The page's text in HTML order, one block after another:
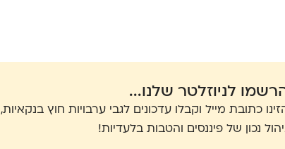
לניוזלטר שלנו...
כתובת מייל וקבלו עדכונים לגבי ערבויות חוץ בנקאיות,
נכון של פיננסים והטבות בלעדיות!